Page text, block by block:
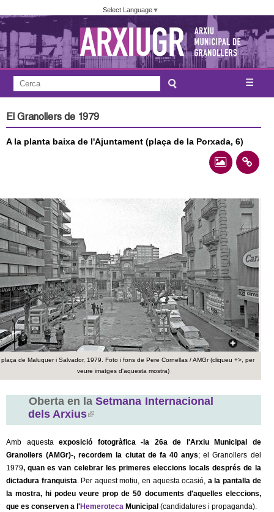
Vés
contingut
Select Language▼
u
a
m
e
n
t
d
G
a
n
o
☰
F
o
r
m
r
i
d
e
e
r
c
a
e
c
a
El Granollers de 1979
A la planta baixa de l'Ajuntament (plaça de la Porxada, 6)
plaça de Maluquer i Salvador, 1979. Foto i fons de Pere Cornellas / AMGr (cliqueu +>, per
veure imatges d'aquesta mostra)
Oberta en laSetmana Internacional
dels Arxius(
l
i
n
k
i
s
e
Amb aquestaexposició fotogràfica -la 26a de l'Arxiu Municipal de
Granollers (AMGr)-, recordem la ciutat de fa 40 anys; el Granollers del
1979, quan es van celebrar les primeres eleccions locals després de la
dictadura franquista. Per aquest motiu, en aquesta ocasió, a la pantalla de
la mostra, hi podeu veure prop de 50 documents d'aquelles eleccions,
que es conserven a l'Hemeroteca Municipal (candidatures i propaganda).